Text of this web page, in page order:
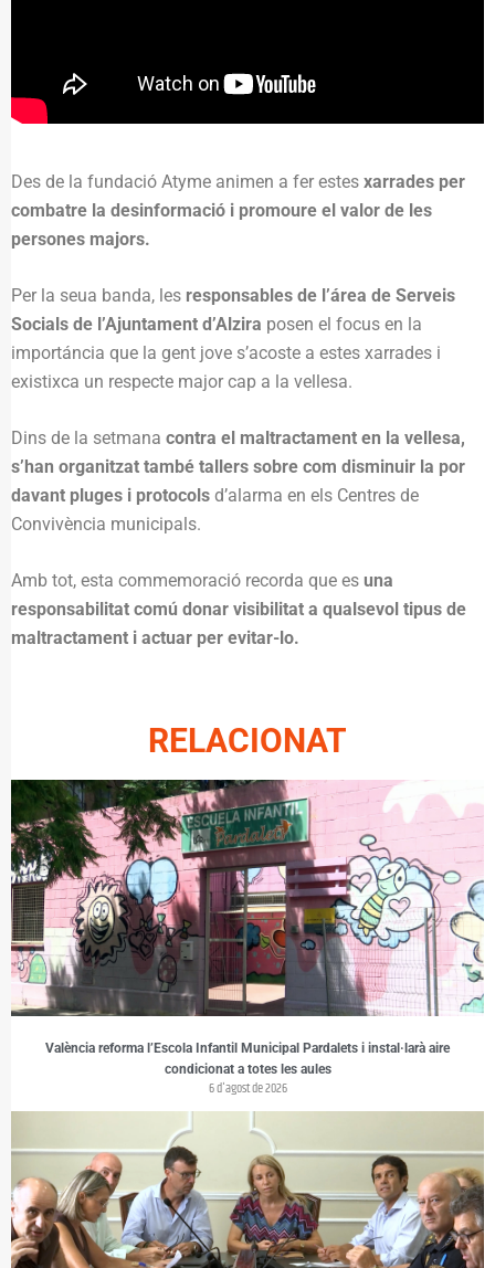
Des de la fundació Atyme animen a fer estes xarrades per
combatre la desinformació i promoure el valor de les
persones majors.
Per la seua banda, les responsables de l’área de Serveis
Socials de l’Ajuntament d’Alzira posen el focus en la
importáncia que la gent jove s’acoste a estes xarrades i
existixca un respecte major cap a la vellesa.
Dins de la setmana contra el maltractament en la vellesa,
s’han organitzat també tallers sobre com disminuir la por
davant pluges i protocols d’alarma en els Centres de
Convivència municipals.
Amb tot, esta commemoració recorda que es una
responsabilitat comú donar visibilitat a qualsevol tipus de
maltractament i actuar per evitar-lo.
RELACIONAT
València reforma l’Escola Infantil Municipal Pardalets i instal·larà aire
condicionat a totes les aules
6 d'agost de 2026